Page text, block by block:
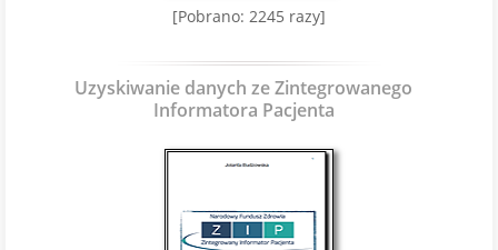
[Pobrano: 2245 razy]
Uzyskiwanie danych ze Zintegrowanego
Informatora Pacjenta